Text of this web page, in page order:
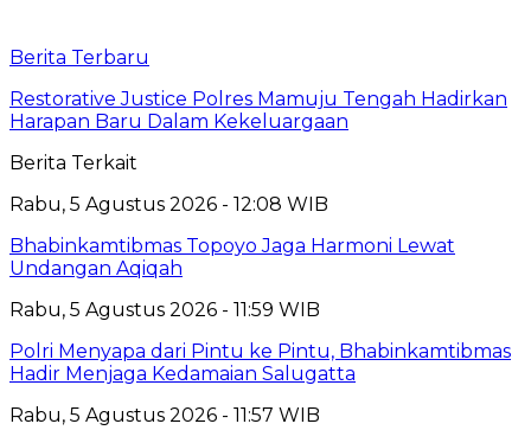
Berita Terbaru
Restorative Justice Polres Mamuju Tengah Hadirkan
Harapan Baru Dalam Kekeluargaan
Berita Terkait
Rabu, 5 Agustus 2026 - 12:08 WIB
Bhabinkamtibmas Topoyo Jaga Harmoni Lewat
Undangan Aqiqah
Rabu, 5 Agustus 2026 - 11:59 WIB
Polri Menyapa dari Pintu ke Pintu, Bhabinkamtibmas
Hadir Menjaga Kedamaian Salugatta
Rabu, 5 Agustus 2026 - 11:57 WIB